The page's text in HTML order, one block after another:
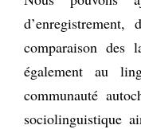
comparaison des
également au
communauté
sociolinguistique